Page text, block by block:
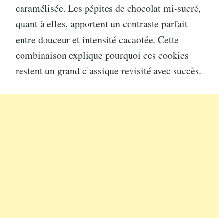
caramélisée. Les pépites de chocolat mi-sucré,
quant à elles, apportent un contraste parfait
entre douceur et intensité cacaotée. Cette
combinaison explique pourquoi ces cookies
restent un grand classique revisité avec succès.